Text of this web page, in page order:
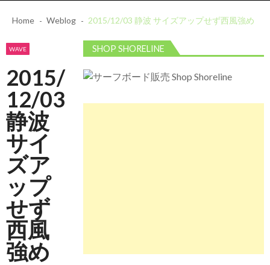
Recent News
多め
2026/6/4 静波 風弱く見た目よりできました
2026年6月4日
2026/5/25 御前崎方面 カレント強くブレイ
Home Weblog 2015/12/03 静波 サイズアップせず西風強め
WAVE
2015/
12/03
静波
サイ
ズア
ップ
せず
西風
強め
SHOP SHORELINE